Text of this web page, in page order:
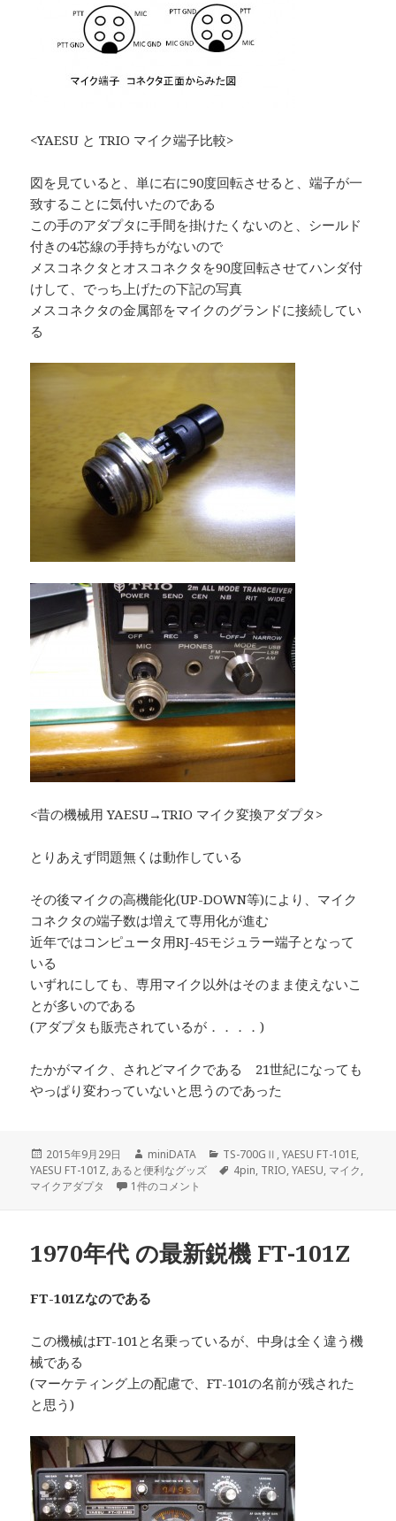
<YAESU と TRIO マイク端子比較>
図を見ていると、単に右に90度回転させると、端子が一
致することに気付いたのである
この手のアダプタに手間を掛けたくないのと、シールド
付きの4芯線の手持ちがないので
メスコネクタとオスコネクタを90度回転させてハンダ付
けして、でっち上げたの下記の写真
メスコネクタの金属部をマイクのグランドに接続してい
る
<昔の機械用 YAESU→TRIO マイク変換アダプタ>
とりあえず問題無くは動作している
その後マイクの高機能化(UP-DOWN等)により、マイク
コネクタの端子数は増えて専用化が進む
近年ではコンピュータ用RJ-45モジュラー端子となって
いる
いずれにしても、専用マイク以外はそのまま使えないこ
とが多いのである
(アダプタも販売されているが．．．．)
たかがマイク、されどマイクである 21世紀になっても
やっぱり変わっていないと思うのであった
投
稿
日:
2015年9月29日
作
成
者
miniDATA
カ
テ
TS-700GⅡ ,YAESU FT-101E,
YAESU FT-101Z,あると便利なグッズ
タ
4pin, TRIO,YAESU, マイク,
マイクアダプタ
昔の4pinマイクアダプタを作ってみる への
1件のコメント
1970年代 の最新鋭機 FT-101Z
FT-101Zなのである
この機械はFT-101と名乗っているが、中身は全く違う機
械である
(マーケティング上の配慮で、FT-101の名前が残された
と思う)